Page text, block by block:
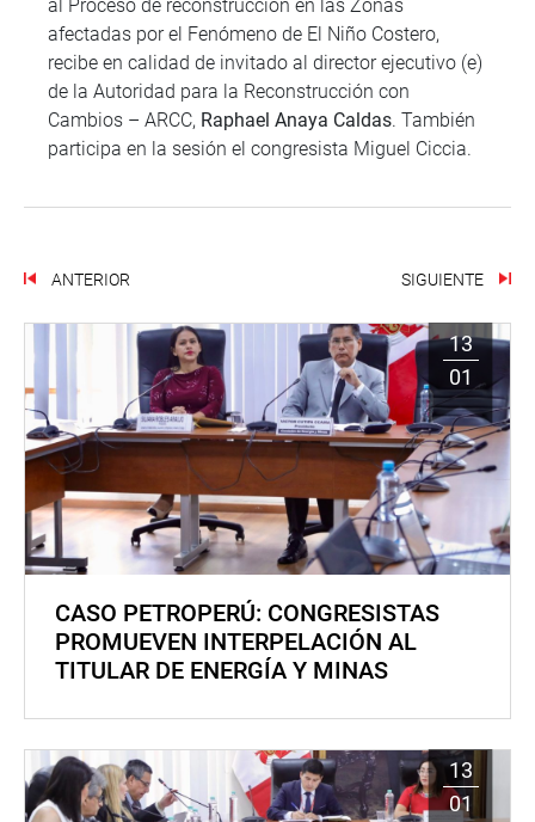
al Proceso de reconstrucción en las Zonas
afectadas por el Fenómeno de El Niño Costero,
recibe en calidad de invitado al director ejecutivo (e)
de la Autoridad para la Reconstrucción con
Cambios – ARCC, Raphael Anaya Caldas. También
participa en la sesión el congresista Miguel Ciccia.
ANTERIOR SIGUIENTE
13
01
CASO PETROPERÚ: CONGRESISTAS
PROMUEVEN INTERPELACIÓN AL
TITULAR DE ENERGÍA Y MINAS
13
01